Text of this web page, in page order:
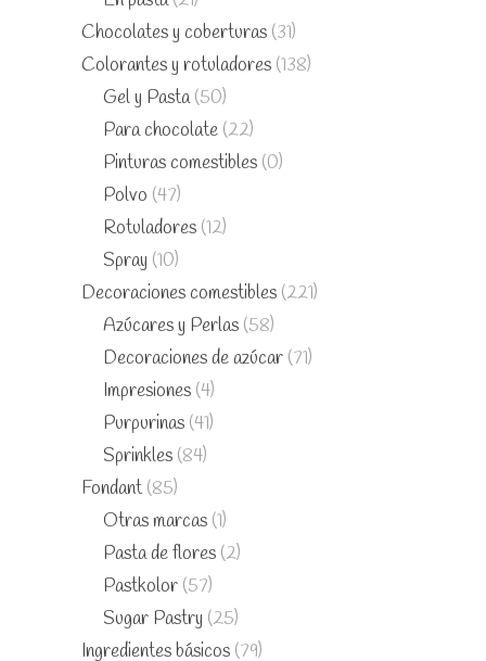
Chocolates y coberturas (31)
Colorantes y rotuladores (138)
Gel y Pasta (50)
Para chocolate (22)
Pinturas comestibles (0)
Polvo (47)
Rotuladores (12)
Spray (10)
Decoraciones comestibles (221)
Azúcares y Perlas (58)
Decoraciones de azúcar (71)
Impresiones (4)
Purpurinas (41)
Sprinkles (84)
Fondant (85)
Otras marcas (1)
Pasta de flores (2)
Pastkolor (57)
Sugar Pastry (25)
Ingredientes básicos (79)